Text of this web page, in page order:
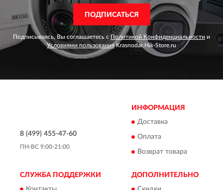
ПОДПИСАТЬСЯ
Подписываясь, Вы соглашаетесь с Политикой Конфиденциальности и
Условиями пользованияKrasnodar.Hik-Store.ru
8 (499) 455-47-60
ПН-ВС 9:00-21:00
ИНФОРМАЦИЯ
Доставка
Оплата
Возврат товара
СЛУЖБА ПОДДЕРЖКИ ДОПОЛНИТЕЛЬНО